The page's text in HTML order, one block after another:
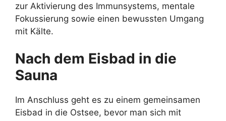
zur Aktivierung des Immunsystems, mentale
Fokussierung sowie einen bewussten Umgang
mit Kälte.
Nach dem Eisbad in die
Sauna
Im Anschluss geht es zu einem gemeinsamen
Eisbad in die Ostsee, bevor man sich mit